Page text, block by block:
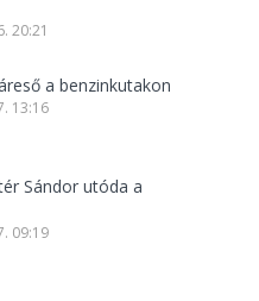
20:21
a benzinkutakon
13:16
Sándor utóda a
09:19